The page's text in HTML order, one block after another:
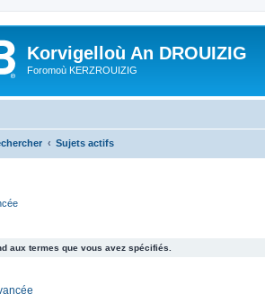
Korvigelloù An DROUIZIG
Foromoù KERZROUIZIG
Sujets actifs
aux termes que vous avez spécifiés.